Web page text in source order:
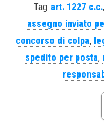
Tag art. 1227 c.c.,
assegno inviato
concorso di colpa,
spedito per posta,